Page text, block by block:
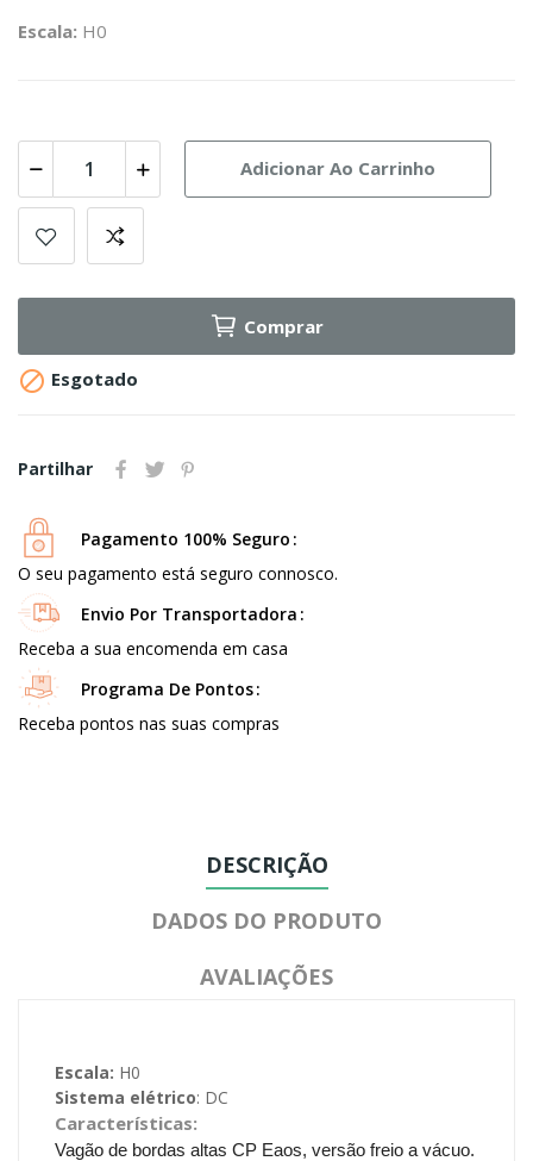
Escala: H0
Adicionar Ao Carrinho
Comprar
 Esgotado
Partilhar
Pagamento 100% Seguro
O seu pagamento está seguro connosco.
Envio Por Transportadora
Receba a sua encomenda em casa
Programa De Pontos
Receba pontos nas suas compras
DESCRIÇÃO
DADOS DO PRODUTO
AVALIAÇÕES
Escala: H0
Sistema elétrico: DC
Características:
Vagão de bordas altas CP Eaos, versão freio a vácuo.